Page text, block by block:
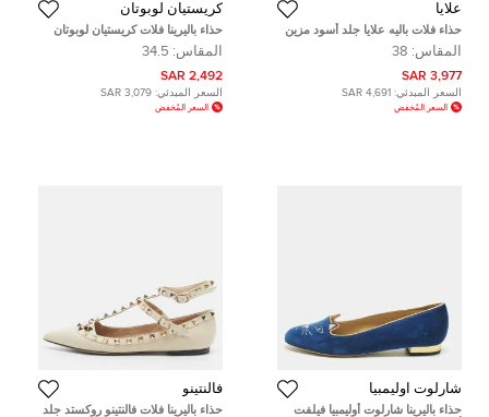
علايا
حذاء فلات باليه علايا جلد أسود مزين
بالكريستال ماري جين مقاس 37
المقاس: 38
3,977 SAR
السعر المبدئي: 4,691 SAR
السعر المُخفض
كريستيان لوبوتان
حذاء باليرينا فلات كريستيان لوبوتان
جلد و شبكة بيج مقاس 38
المقاس: 34.5
2,492 SAR
السعر المبدئي: 3,079 SAR
السعر المُخفض
شارلوت اوليمبيا
حذاء باليرينا شارلوت أوليمبيا فيلفت
فالنتينو
حذاء باليرينا فلات فالنتينو روكستد جلد